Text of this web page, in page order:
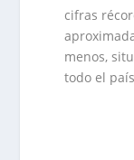
cifras
menos,
todo el